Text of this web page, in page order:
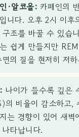
·알코올: 카페인의
니다. 오후 2시 이후
조를 바꿀 수 있습
쉽게 만들지만
의 질을 현저히 저
나이가 들수록 깊은
의 비율이 감소하고,
는 경향이 있어 새벽
타납니다.